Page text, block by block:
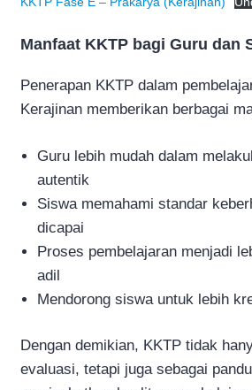
Manfaat KKTP bagi Guru dan
Penerapan KKTP dalam
Kerajinan memberikan berbagai
Guru lebih mudah dalam
autentik
Siswa memahami standar
dicapai
Proses pembelajaran menjadi
adil
Mendorong siswa untuk lebih
Dengan demikian, KKTP tidak
evaluasi, tetapi juga sebagai